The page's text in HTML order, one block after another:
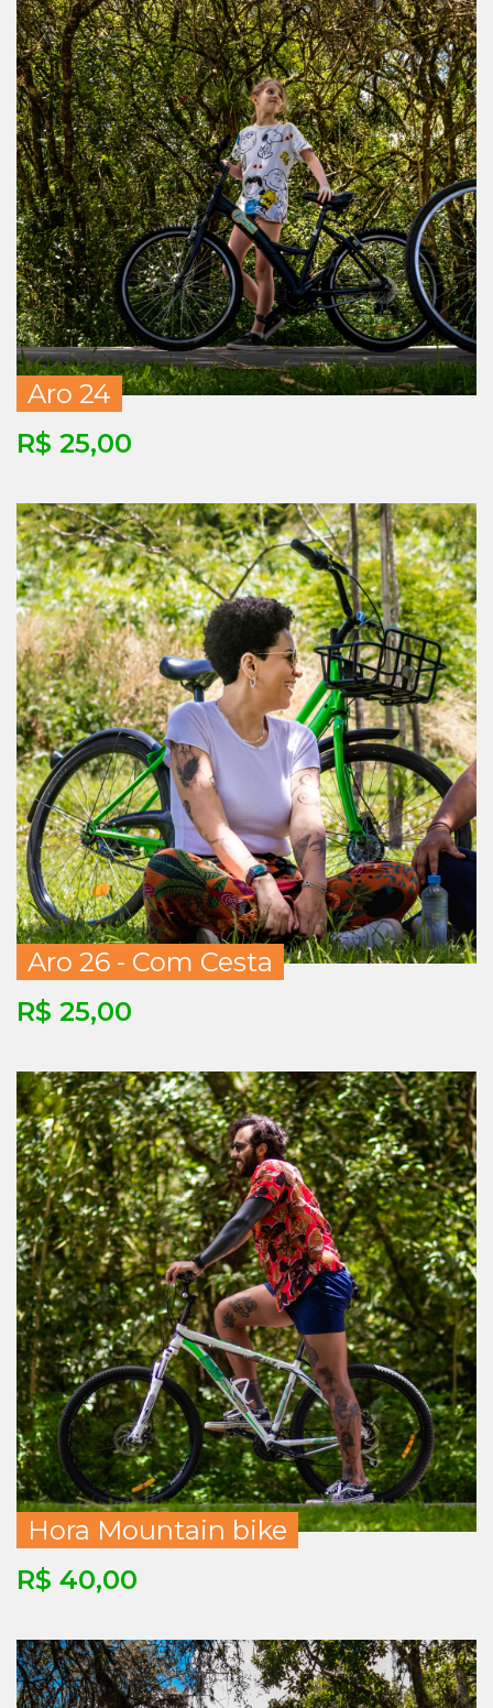
Aro 24
R$ 25,00
Aro 26 - Com Cesta
R$ 25,00
Hora Mountain bike
R$ 40,00